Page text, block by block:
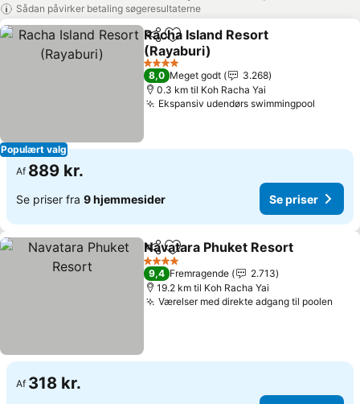
Sådan påvirker betaling søgeresultaterne
Populært valg
Del Føj til favoritter
Racha Island Resort
(Rayaburi)
4 Stjerner
8,0 Meget godt
3.268
0.3 km til Koh Racha Yai
Ekspansiv udendørs swimmingpool
Af 889 kr.
Se priser fra 9 hjemmesider Se priser
Del Føj til favoritter
Navatara Phuket Resort
4 Stjerner
9,4 Fremragende
2.713
19.2 km til Koh Racha Yai
Værelser med direkte adgang til poolen
Af 318 kr.